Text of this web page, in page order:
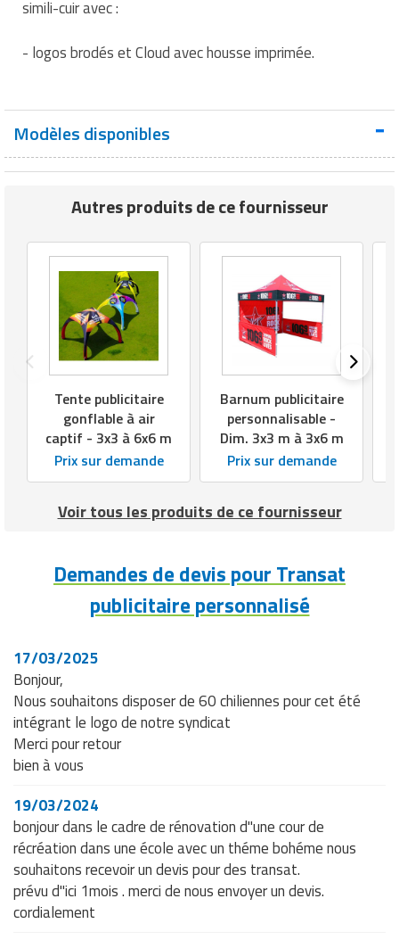
Matériel de musculation
Vêtement sportif
Table de cuisson professionnelle
Tables de préparation réfrigérées
Ustensile de cuisine
Vaisselle restaurant
Vitrines réfrigérées
simili-cuir avec :
- logos brodés et Cloud avec housse imprimée.
Modèles disponibles
Autres produits de ce fournisseur
Tente publicitaire
gonflable à air
captif - 3x3 à 6x6 m
Prix sur demande
Barnum publicitaire
personnalisable -
Dim. 3x3 m à 3x6 m
Prix sur demande
Voir tous les produits de ce fournisseur
Demandes de devis pour Transat
publicitaire personnalisé
17/03/2025
Bonjour,
Nous souhaitons disposer de 60 chiliennes pour cet été
intégrant le logo de notre syndicat
Merci pour retour
bien à vous
19/03/2024
bonjour dans le cadre de rénovation d"une cour de
récréation dans une école avec un théme bohéme nous
souhaitons recevoir un devis pour des transat.
prévu d"ici 1mois . merci de nous envoyer un devis.
cordialement